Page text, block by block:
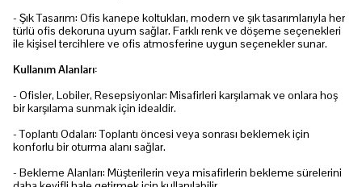
- Şık Tasarım: Ofis kanepe koltukları, modern ve şık tasarımlarıyla her
türlü ofis dekoruna uyum sağlar. Farklı renk ve döşeme seçenekleri
ile kişisel tercihlere ve ofis atmosferine uygun seçenekler sunar.
Kullanım Alanları:
- Ofisler, Lobiler, Resepsiyonlar: Misafirleri karşılamak ve onlara hoş
bir karşılama sunmak için idealdir.
- Toplantı Odaları: Toplantı öncesi veya sonrası beklemek için
konforlu bir oturma alanı sağlar.
- Bekleme Alanları: Müşterilerin veya misafirlerin bekleme sürelerini